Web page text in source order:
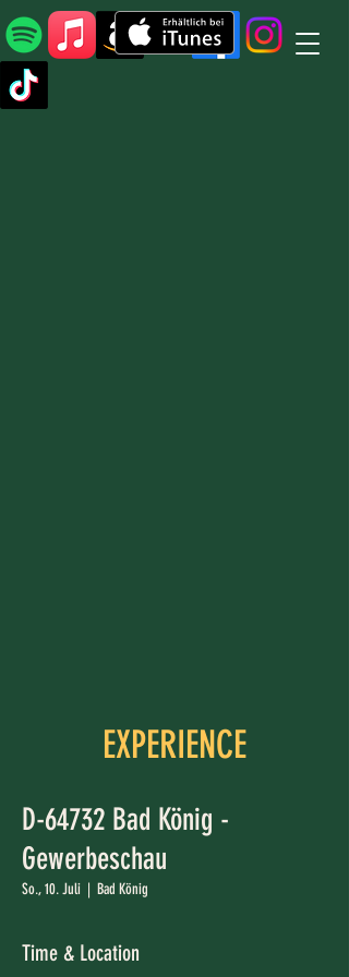
EXPERIENCE
D-64732 Bad König -
Gewerbeschau
So., 10. Juli
  |
Bad König
Time & Location